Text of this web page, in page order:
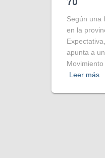
Según una
en la
apunta a
Leer más